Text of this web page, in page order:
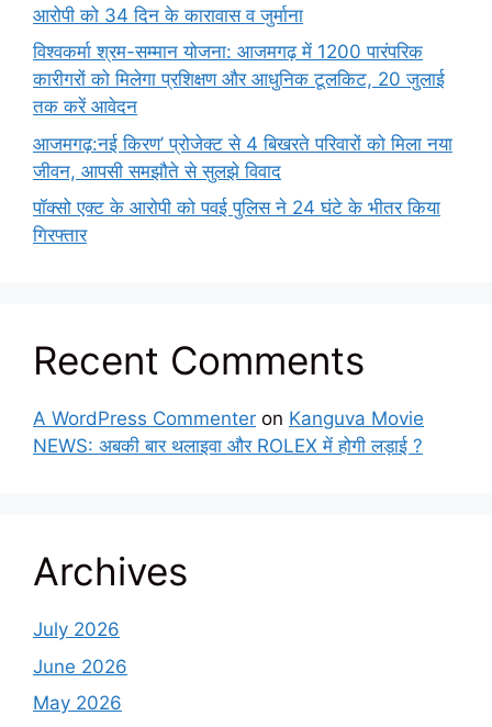
आरोपी को 34 दिन के कारावास व जुर्माना
विश्वकर्मा श्रम-सम्मान योजना: आजमगढ़ में 1200 पारंपरिक
कारीगरों को मिलेगा प्रशिक्षण और आधुनिक टूलकिट, 20 जुलाई
तक करें आवेदन
आजमगढ़:नई किरण’ प्रोजेक्ट से 4 बिखरते परिवारों को मिला नया
जीवन, आपसी समझौते से सुलझे विवाद
पॉक्सो एक्ट के आरोपी को पवई पुलिस ने 24 घंटे के भीतर किया
गिरफ्तार
Recent Comments
A WordPress Commenter on Kanguva Movie
NEWS: अबकी बार थलाइवा और ROLEX में होगी लड़ाई ?
Archives
July 2026
June 2026
May 2026